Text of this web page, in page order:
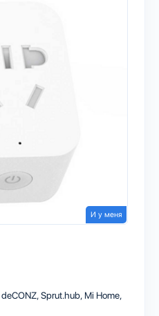
И у меня
deCONZSprut.hub Mi Home